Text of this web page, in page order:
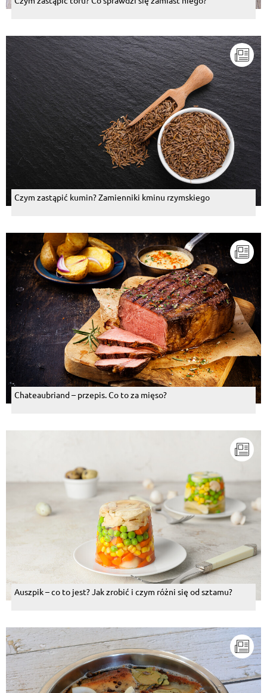
Czym zastąpić kumin? Zamienniki kminu rzymskiego
Chateaubriand – przepis. Co to za mięso?
Auszpik – co to jest? Jak zrobić i czym różni się od sztamu?